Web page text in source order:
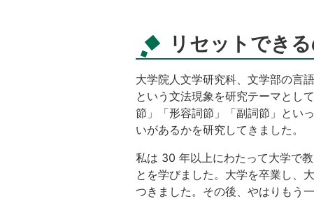
リセットでき
大学院人文学研究科、文学部の言
という文法現象を研究テーマとし
節」「形容詞節」「副詞節」とい
いがあるかを研究してきました。
私は 30 年以上にわたって大学で
とを学びました。大学を卒業し、
つきました。その後、やはりもう